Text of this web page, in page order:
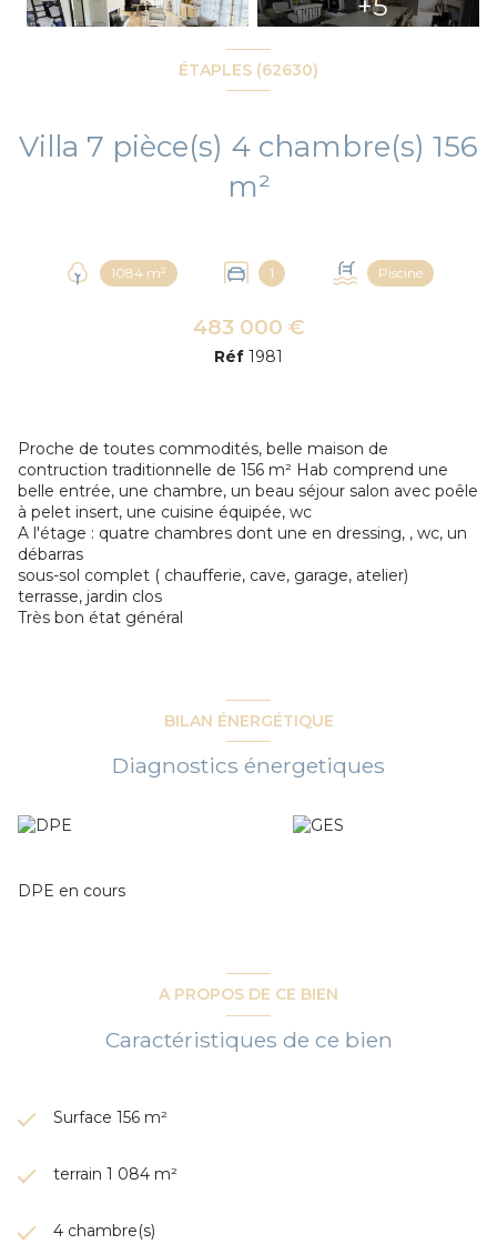
ÉTAPLES (62630)
Villa 7 pièce(s) 4 chambre(s) 156
m²
1084 m² 1 Piscine
483 000 €
Réf 1981
Proche de toutes commodités, belle maison de
contruction traditionnelle de 156 m² Hab comprend une
belle entrée, une chambre, un beau séjour salon avec poêle
à pelet insert, une cuisine équipée, wc
A l'étage : quatre chambres dont une en dressing, , wc, un
débarras
sous-sol complet ( chaufferie, cave, garage, atelier)
terrasse, jardin clos
Très bon état général
BILAN ÉNERGÉTIQUE
Diagnostics énergetiques
DPE en cours
A PROPOS DE CE BIEN
Caractéristiques de ce bien
Surface 156 m²
terrain 1 084 m²
4 chambre(s)